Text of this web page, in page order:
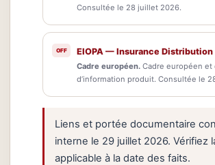
Consultée le 28 juillet 2026.
EIOPA — Insurance
Cadre européen. Cadre européen et
d’information produit. Consultée le
Liens et portée documentaire
interne le 29 juillet 2026. Vérifiez
applicable à la date des faits.